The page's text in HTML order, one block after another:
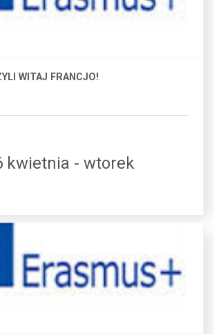
WITAJ FRANCJO!
kwietnia - wtorek